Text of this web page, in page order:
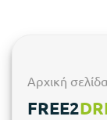
Αρχική σελίδα
FREE2